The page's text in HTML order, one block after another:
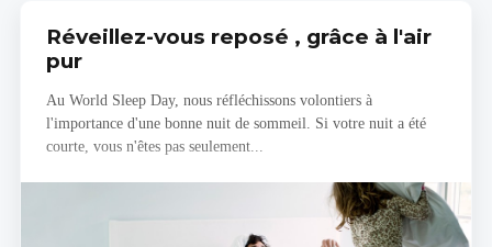
Réveillez-vous reposé , grâce à l'air
pur
Au World Sleep Day, nous réfléchissons volontiers à
l'importance d'une bonne nuit de sommeil. Si votre nuit a été
courte, vous n'êtes pas seulement...